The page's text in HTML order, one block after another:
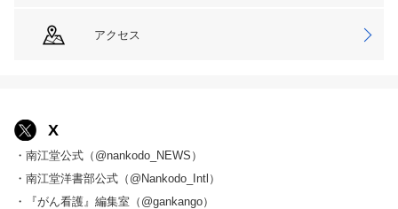
アクセス
X
・南江堂公式（@nankodo_NEWS）
・南江堂洋書部公式（@Nankodo_Intl）
・『がん看護』編集室（@gankango）